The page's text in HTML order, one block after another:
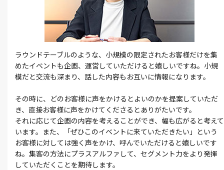
ラウンドテーブルのような、小規模の限定されたお客様だけを集
めたイベントも企画、運営していただけると嬉しいですね。小規
模だと交流も深まり、話した内容もお互いに情報になります。
その時に、どのお客様に声をかけるとよいのかを提案していただ
き、直接お客様に声をかけてくださるとありがたいです。
それに応じて企画の内容を考えることができ、幅も広がると考えて
います。また、「ぜひこのイベントに来ていただきたい」という
お客様に対しては強く声をかけ、呼んでいただけると嬉しいです
ね。集客の方法にプラスアルファして、セグメント力をより発揮
していただくことを期待します。